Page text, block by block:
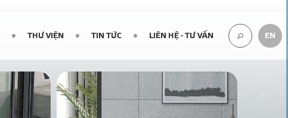
THƯ VIỆN TIN TỨC LIÊN HỆ - TƯ VẤN EN